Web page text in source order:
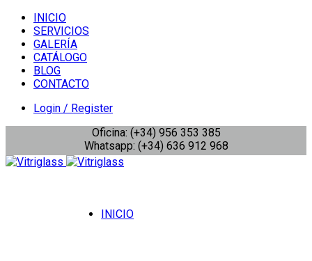
INICIO
SERVICIOS
GALERÍA
CATÁLOGO
BLOG
CONTACTO
Login / Register
Oficina: (+34) 956 353 385
Whatsapp: (+34) 636 912 968
INICIO